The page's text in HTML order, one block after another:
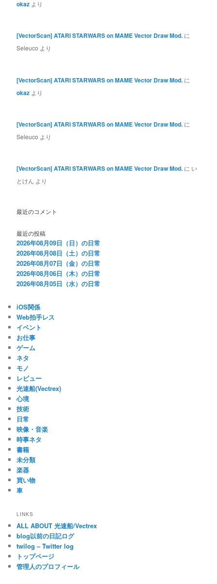
okaz より
[VectorScan] ATARI STARWARS on MAME Vector Draw Mod. に
Seleuco より
[VectorScan] ATARI STARWARS on MAME Vector Draw Mod. に
okaz より
[VectorScan] ATARI STARWARS on MAME Vector Draw Mod. に
Seleuco より
[VectorScan] ATARI STARWARS on MAME Vector Draw Mod. に い
とけん より
最近のコメント
最近の投稿
2026年08月09日（日）の日常
2026年08月08日（土）の日常
2026年08月07日（金）の日常
2026年08月06日（木）の日常
2026年08月05日（水）の日常
iOS関係
Web拍手レス
イベント
お仕事
ゲーム
ネタ
モノ
レビュー
光速船(Vectrex)
心境
技術
日常
映像・音楽
時事ネタ
書籍
未分類
楽器
買い物
車
LINKS
ALL ABOUT 光速船/Vectrex
blog以前の日記ログ
twilog – Twitter log
トップページ
管理人のプロフィール